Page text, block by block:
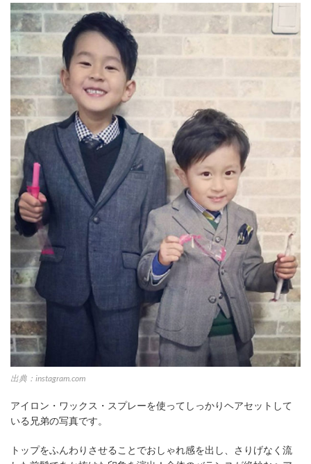
出典：instagram.com
アイロン・ワックス・スプレーを使ってしっかりヘアセットして
いる兄弟の写真です。
トップをふんわりさせることでおしゃれ感を出し、さりげなく流